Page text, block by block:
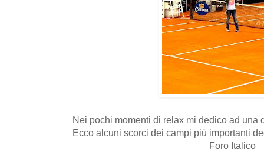
Nei pochi momenti di relax mi dedico ad una
Ecco alcuni scorci dei campi più importanti
Foro Italico